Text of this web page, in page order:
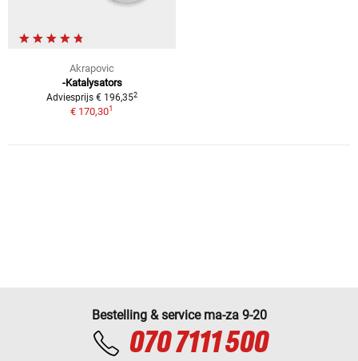
Akrapovic
-Katalysators
Adviesprijs € 196,352
€ 170,301
Bestelling & service ma-za 9-20
070 7111 500